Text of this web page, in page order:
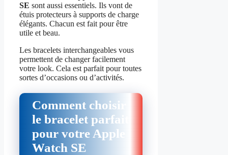
SE sont aussi essentiels. Ils vont de
étuis protecteurs à supports de charge
élégants. Chacun est fait pour être
utile et beau.
Les bracelets interchangeables vous
permettent de changer facilement
votre look. Cela est parfait pour toutes
sortes d’occasions ou d’activités.
Comment choisir
le bracelet parfait
pour votre Apple
Watch SE